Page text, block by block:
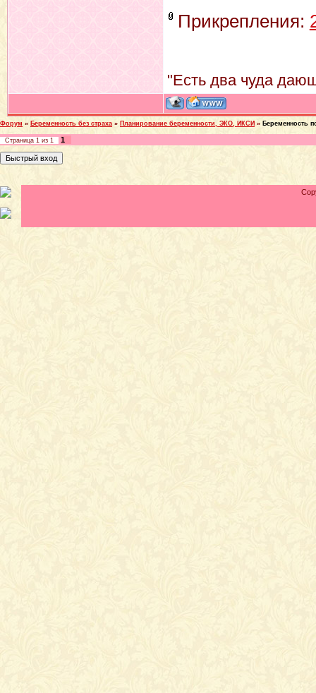
Прикрепления:
"Есть два чуда
Форум » Беременность без страха » Планирование беременности, ЭКО, ИКСИ » Беременность
Страница 1 из 1 1